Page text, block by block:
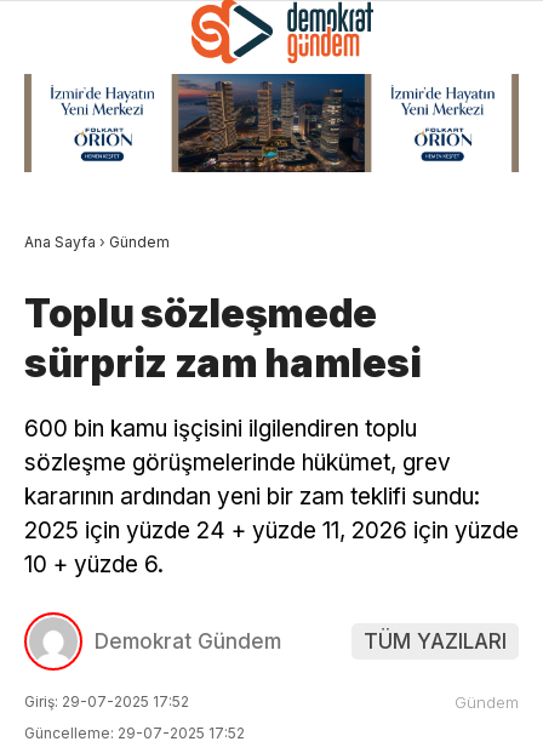
Ana Sayfa › Gündem
Toplu sözleşmede
sürpriz zam hamlesi
600 bin kamu işçisini ilgilendiren toplu
sözleşme görüşmelerinde hükümet, grev
kararının ardından yeni bir zam teklifi sundu:
2025 için yüzde 24 + yüzde 11, 2026 için yüzde
10 + yüzde 6.
Demokrat Gündem TÜM YAZILARI
Giriş: 29-07-2025 17:52
Güncelleme: 29-07-2025 17:52
Gündem